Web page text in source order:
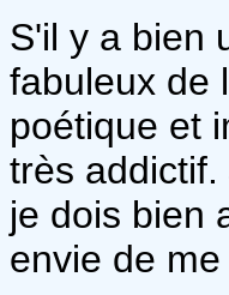
S'il y a bien
fabuleux de
poétique et
très
je dois bien
envie de